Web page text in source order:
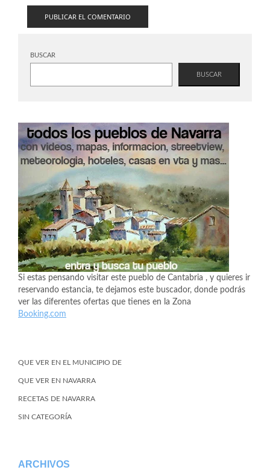
BUSCAR
BUSCAR
Si estas pensando visitar este pueblo de Cantabria , y quieres ir
reservando estancia, te dejamos este buscador, donde podrás
ver las diferentes ofertas que tienes en la Zona
Booking.com
QUE VER EN EL MUNICIPIO DE
QUE VER EN NAVARRA
RECETAS DE NAVARRA
SIN CATEGORÍA
ARCHIVOS